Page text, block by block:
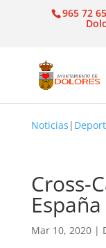
965 72
Noticias |
Cross-
España
Mar 10, 2020|